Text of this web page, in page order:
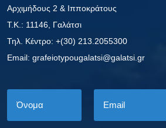
Αρχιμήδους 2 & Ιπποκράτους
Τ.Κ.: 11146, Γαλάτσι
Τηλ. Κέντρο: +(30) 213.2055300
Εmail: grafeiotypougalatsi@galatsi.gr